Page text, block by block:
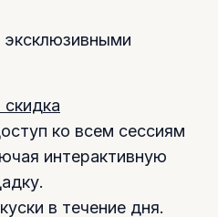
ко всем сессиям
интерактивную
в течение дня.